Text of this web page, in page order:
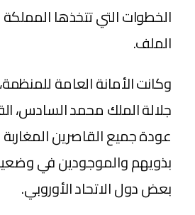
الخطوات التي تتخذها المملكة
الملف.
وكانت الأمانة العامة
جلالة الملك محمد السادس،
عودة جميع القاصرين
بذويهم والموجودين في
بعض دول الاتحاد الأوروبي.